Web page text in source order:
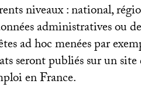
niveaux : national,
administratives ou
ad hoc menées par
seront publiés sur un
en France.